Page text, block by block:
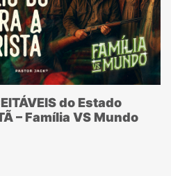
do Estado
– Família VS Mundo